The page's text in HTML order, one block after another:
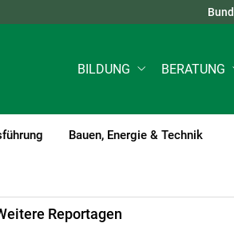
BILDUNG BERATUNG
Bauen, Energie & Technik
Reportagen